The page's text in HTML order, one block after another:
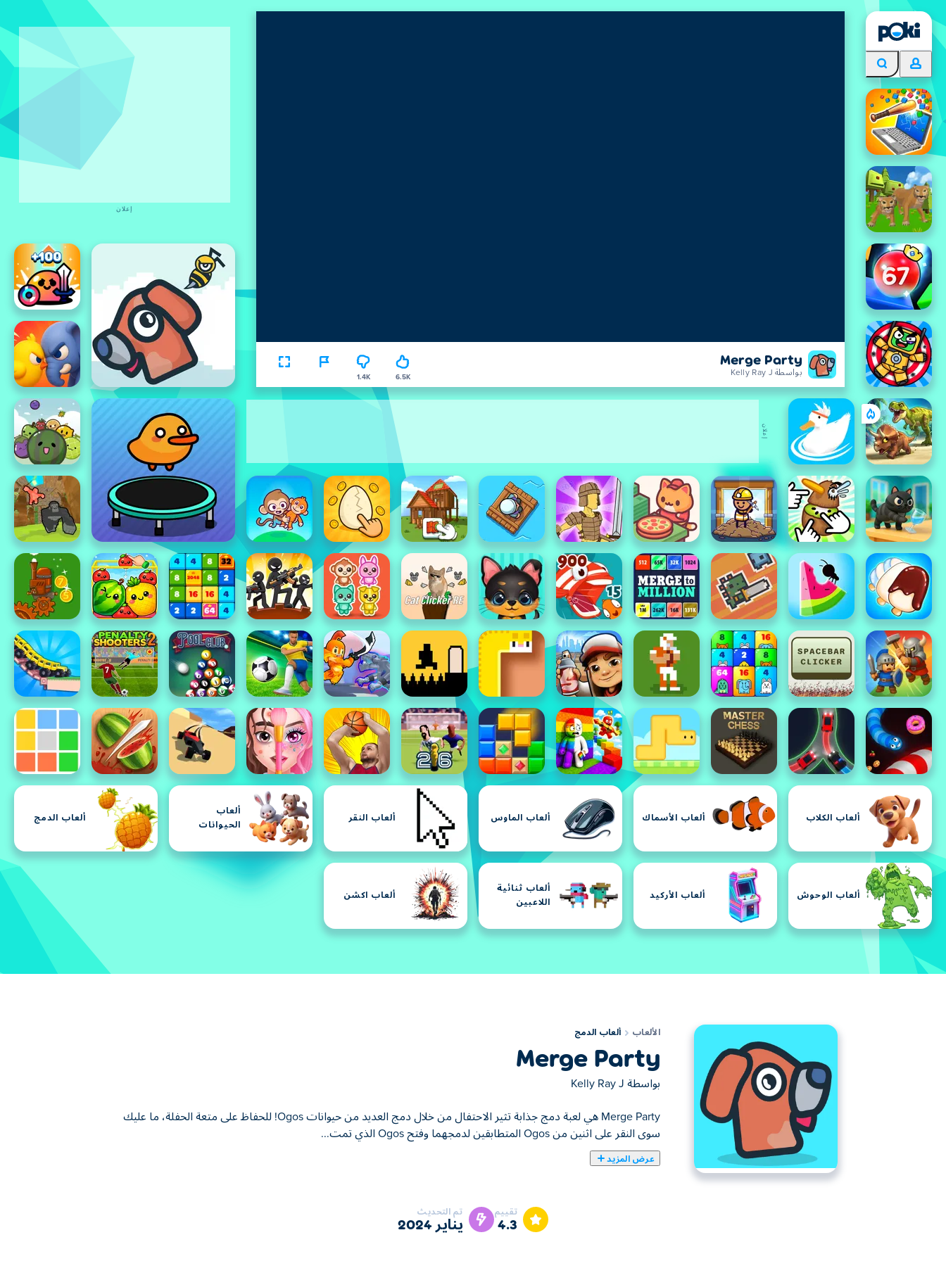
Merge Party
بواسطة Kelly Ray J 6.5K
1.4K
ألعاب الكلاب ألعاب الأسماك ألعاب الماوس ألعاب النقر
ألعاب
الحيوانات
ألعاب الدمج
ألعاب الوحوش ألعاب الأركيد
ألعاب ثنائية
اللاعبين
ألعاب اكشن
إعلان
إعلان
الألعاب ألعاب الدمج
Merge Party
بواسطة Kelly Ray J
Merge Party هي لعبة دمج جذابة تثير الاحتفال من خلال دمج العديد من حيوانات Ogos! للحفاظ على متعة الحفلة، ما عليك
سوى النقر على اثنين من Ogos المتطابقين لدمجهما وفتح Ogos الذي تمت...
عرض المزيد
تقييم
4.3
تم التحديث
يناير 2024